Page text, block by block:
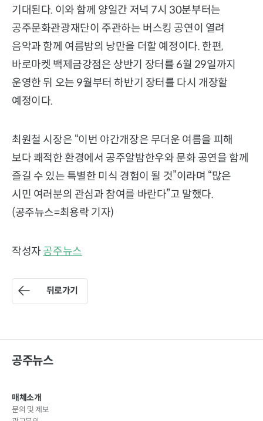
기대된다. 이와 함께 양일간 저녁 7시 30분부터는
공주문화관광재단이 주관하는 버스킹 공연이 열려
음악과 함께 여름밤의 낭만을 더할 예정이다. 한편,
바로마켓 백제금강점은 상반기 장터를 6월 29일까지
운영한 뒤 오는 9월부터 하반기 장터를 다시 개장할
예정이다.
최원철 시장은 “이번 야간개장은 무더운 여름을 피해
보다 쾌적한 환경에서 공주알밤한우와 문화 공연을 함께
즐길 수 있는 특별한 미식 경험이 될 것”이라며 “많은
시민 여러분의 관심과 참여를 바란다”고 말했다.
(공주뉴스=최용락 기자)
작성자 공주뉴스
뒤로가기
공주뉴스
매체소개
문의 및 제보